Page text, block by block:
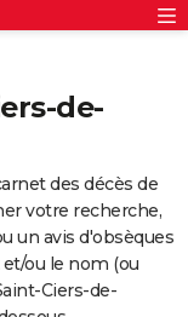
de-
des décès de
votre recherche,
un avis d'obsèques
ou le nom (ou
Ciers-de-